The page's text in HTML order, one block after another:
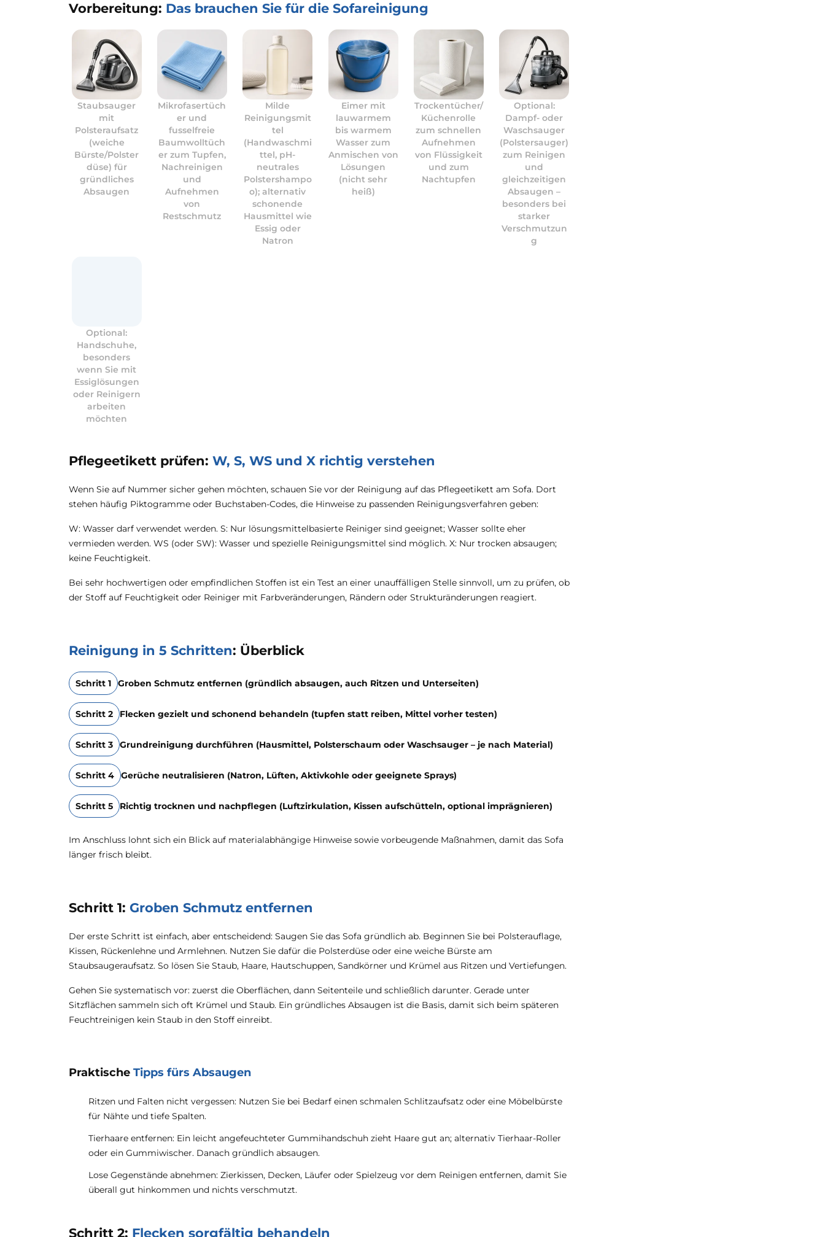
Vorbereitung: Das brauchen Sie für die Sofareinigung
Staubsauger
mit
Polsteraufsatz
(weiche
Bürste/Polster
düse) für
gründliches
Absaugen
Mikrofasertüch
er und
fusselfreie
Baumwolltüch
er zum Tupfen,
Nachreinigen
und
Aufnehmen
von
Restschmutz
Milde
Reinigungsmit
tel
(Handwaschmi
ttel, pH-
neutrales
Polstershampo
o); alternativ
schonende
Hausmittel wie
Essig oder
Natron
Eimer mit
lauwarmem
bis warmem
Wasser zum
Anmischen von
Lösungen
(nicht sehr
heiß)
Trockentücher/
Küchenrolle
zum schnellen
Aufnehmen
von Flüssigkeit
und zum
Nachtupfen
Optional:
Dampf- oder
Waschsauger
(Polstersauger)
zum Reinigen
und
gleichzeitigen
Absaugen –
besonders bei
starker
Verschmutzun
g
Optional:
Handschuhe,
besonders
wenn Sie mit
Essiglösungen
oder Reinigern
arbeiten
möchten
Pflegeetikett prüfen: W, S, WS und X richtig verstehen
Wenn Sie auf Nummer sicher gehen möchten, schauen Sie vor der Reinigung auf das Pflegeetikett am Sofa. Dort
stehen häufig Piktogramme oder Buchstaben-Codes, die Hinweise zu passenden Reinigungsverfahren geben:
W: Wasser darf verwendet werden. S: Nur lösungsmittelbasierte Reiniger sind geeignet; Wasser sollte eher
vermieden werden. WS (oder SW): Wasser und spezielle Reinigungsmittel sind möglich. X: Nur trocken absaugen;
keine Feuchtigkeit.
Bei sehr hochwertigen oder empfindlichen Stoffen ist ein Test an einer unauffälligen Stelle sinnvoll, um zu prüfen, ob
der Stoff auf Feuchtigkeit oder Reiniger mit Farbveränderungen, Rändern oder Strukturänderungen reagiert.
Reinigung in 5 Schritten: Überblick
Schritt 1 Groben Schmutz entfernen (gründlich absaugen, auch Ritzen und Unterseiten)
Schritt 2 Flecken gezielt und schonend behandeln (tupfen statt reiben, Mittel vorher testen)
Schritt 3 Grundreinigung durchführen (Hausmittel, Polsterschaum oder Waschsauger – je nach Material)
Schritt 4 Gerüche neutralisieren (Natron, Lüften, Aktivkohle oder geeignete Sprays)
Schritt 5 Richtig trocknen und nachpflegen (Luftzirkulation, Kissen aufschütteln, optional imprägnieren)
Im Anschluss lohnt sich ein Blick auf materialabhängige Hinweise sowie vorbeugende Maßnahmen, damit das Sofa
länger frisch bleibt.
Schritt 1: Groben Schmutz entfernen
Der erste Schritt ist einfach, aber entscheidend: Saugen Sie das Sofa gründlich ab. Beginnen Sie bei Polsterauflage,
Kissen, Rückenlehne und Armlehnen. Nutzen Sie dafür die Polsterdüse oder eine weiche Bürste am
Staubsaugeraufsatz. So lösen Sie Staub, Haare, Hautschuppen, Sandkörner und Krümel aus Ritzen und Vertiefungen.
Gehen Sie systematisch vor: zuerst die Oberflächen, dann Seitenteile und schließlich darunter. Gerade unter
Sitzflächen sammeln sich oft Krümel und Staub. Ein gründliches Absaugen ist die Basis, damit sich beim späteren
Feuchtreinigen kein Staub in den Stoff einreibt.
Praktische Tipps fürs Absaugen
Ritzen und Falten nicht vergessen: Nutzen Sie bei Bedarf einen schmalen Schlitzaufsatz oder eine Möbelbürste
für Nähte und tiefe Spalten.
Tierhaare entfernen: Ein leicht angefeuchteter Gummihandschuh zieht Haare gut an; alternativ Tierhaar-Roller
oder ein Gummiwischer. Danach gründlich absaugen.
Lose Gegenstände abnehmen: Zierkissen, Decken, Läufer oder Spielzeug vor dem Reinigen entfernen, damit Sie
überall gut hinkommen und nichts verschmutzt.
Schritt 2: Flecken sorgfältig behandeln